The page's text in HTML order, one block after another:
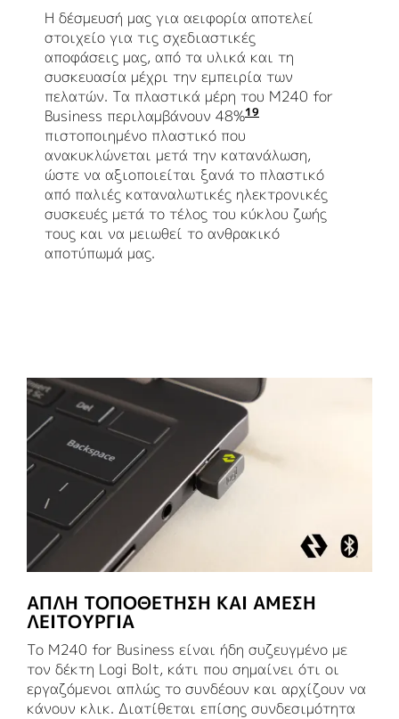
Η δέσμευσή μας για αειφορία αποτελεί
στοιχείο για τις σχεδιαστικές
αποφάσεις μας, από τα υλικά και τη
συσκευασία μέχρι την εμπειρία των
πελατών. Τα πλαστικά μέρη του M240 for
Business περιλαμβάνουν 48%19
πιστοποιημένο πλαστικό που
ανακυκλώνεται μετά την κατανάλωση,
ώστε να αξιοποιείται ξανά το πλαστικό
από παλιές καταναλωτικές ηλεκτρονικές
συσκευές μετά το τέλος του κύκλου ζωής
τους και να μειωθεί το ανθρακικό
αποτύπωμά μας.
ΑΠΛΉ ΤΟΠΟΘΈΤΗΣΗ ΚΑΙ ΆΜΕΣΗ
ΛΕΙΤΟΥΡΓΊΑ
Το M240 for Business είναι ήδη συζευγμένο με
τον δέκτη Logi Bolt, κάτι που σημαίνει ότι οι
εργαζόμενοι απλώς το συνδέουν και αρχίζουν να
κάνουν κλικ. Διατίθεται επίσης συνδεσιμότητα